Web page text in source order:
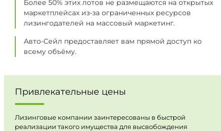
Более 50% этих лотов не размещаются на открытых
маркетплейсах из-за ограниченных ресурсов
лизингодателей на массовый маркетинг.
Авто-Сейл предоставляет вам прямой доступ ко
всему объёму.
Привлекательные цены
Лизинговые компании заинтересованы в быстрой
реализации такого имущества для высвобождения